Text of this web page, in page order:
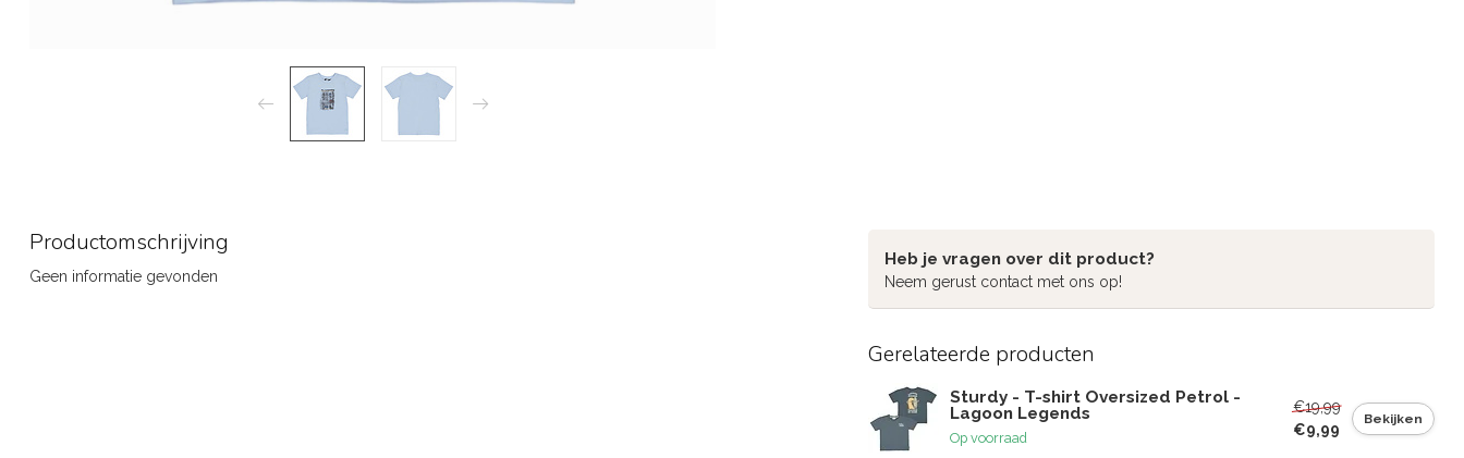
Productomschrijving
Geen informatie gevonden
Heb je vragen over dit product?
Neem gerust contact met ons op!
Gerelateerde producten
Sturdy - T-shirt Oversized Petrol -
Lagoon Legends
Op voorraad
€19,99
€9,99
Bekijken